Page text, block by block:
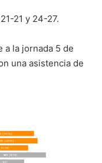
21 y 24-27.
la jornada 5 de
una asistencia de